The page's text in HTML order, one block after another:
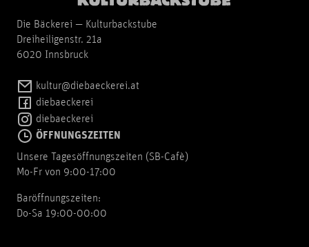
Die Bäckerei — Kulturbackstube
Dreiheiligenstr. 21a
6020 Innsbruck
kultur@diebaeckerei.at
diebaeckerei
diebaeckerei
ÖFFNUNGSZEITEN
Unsere Tagesöffnungszeiten (SB-Cafè)
Mo-Fr von 9:00-17:00
Baröffnungszeiten:
Do-Sa 19:00-00:00